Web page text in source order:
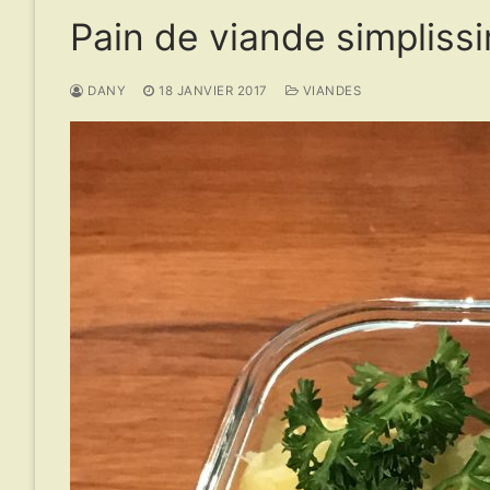
Pain de viande
DANY 18 JANVIER 2017 VIANDES